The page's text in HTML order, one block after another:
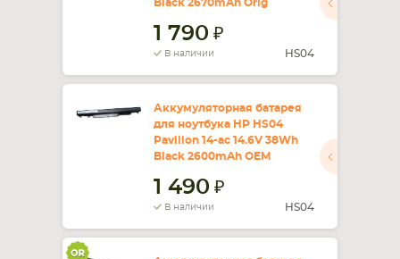
КОМПЛЕКТУЮЩИЕ
Black 2670mAh Orig
1 790
В наличии HS04
Аккумуляторная батарея
для ноутбука HP HS04
Pavilion 14-ac 14.6V 38Wh
Black 2600mAh OEM
1 490
В наличии HS04